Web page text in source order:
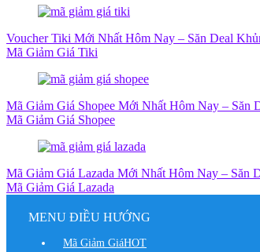
Voucher Tiki Mới Nhất Hôm Nay – Săn Deal
Mã Giảm Giá Tiki
Mã Giảm Giá Shopee Mới Nhất Hôm Nay – Săn
Mã Giảm Giá Shopee
Mã Giảm Giá Lazada Mới Nhất Hôm Nay – Săn
Mã Giảm Giá Lazada
MENU ĐIỀU HƯỚNG
Mã Giảm GiáHOT